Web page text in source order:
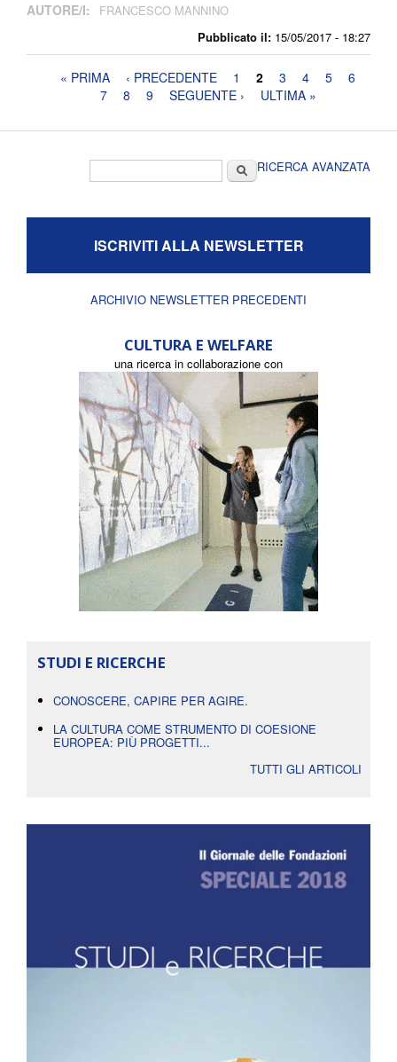
Pubblicato il: 15/05/2017 - 18:27
AUTORE/I: FRANCESCO MANNINO
Pagine« PRIMA ‹ PRECEDENTE 1 2 3 4 5
6
7
8 9 SEGUENTE › ULTIMA »
CercaRICERCA AVANZATA
ISCRIVITI ALLA NEWSLETTER
ARCHIVIO NEWSLETTER PRECEDENTI
CULTURA E WELFARE
una ricerca in collaborazione con
STUDI E RICERCHE
CONOSCERE, CAPIRE PER AGIRE.
LA CULTURA COME STRUMENTO DI COESIONE
EUROPEA: PIÙ PROGETTI...
TUTTI GLI ARTICOLI